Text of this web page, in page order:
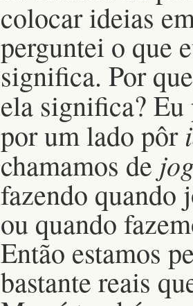
colocar ideias
perguntei o que
significa. Por
ela significa?
por um lado pôr
chamamos de
fazendo quando
ou quando
Então estamos
bastante reais